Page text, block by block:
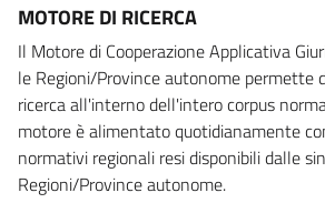
MOTORE DI RICERCA
Il Motore di Cooperazione Applicativa
le Regioni/Province autonome permette
ricerca all'interno dell'intero corpus
motore è alimentato quotidianamente
normativi regionali resi disponibili dalle
Regioni/Province autonome.